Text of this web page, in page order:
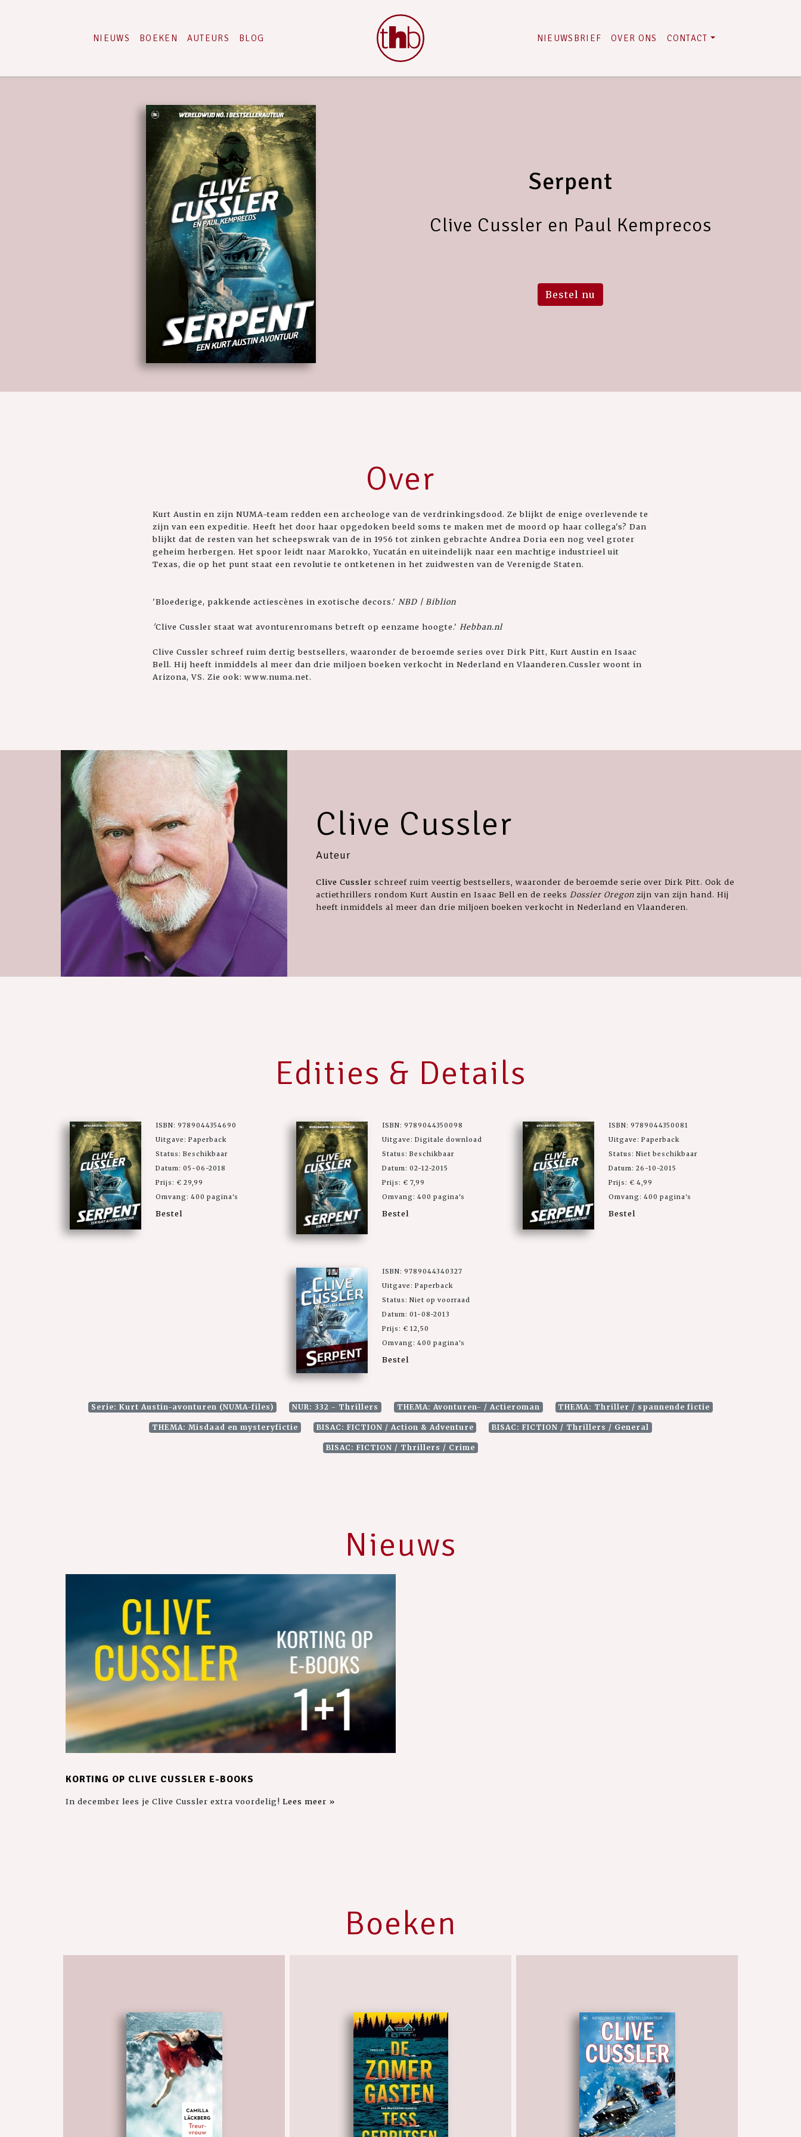
NIEUWS BOEKEN AUTEURS BLOG NIEUWSBRIEF OVER ONS CONTACT
Serpent
Clive Cussler en Paul Kemprecos
Bestel nu
Over
Kurt Austin en zijn NUMA-team redden een archeologe van de verdrinkingsdood. Ze blijkt de enige overlevende te
zijn van een expeditie. Heeft het door haar opgedoken beeld soms te maken met de moord op haar collega's? Dan
blijkt dat de resten van het scheepswrak van de in 1956 tot zinken gebrachte Andrea Doria een nog veel groter
geheim herbergen. Het spoor leidt naar Marokko, Yucatán en uiteindelijk naar een machtige industrieel uit
Texas, die op het punt staat een revolutie te ontketenen in het zuidwesten van de Verenigde Staten.
'Bloederige, pakkende actiescènes in exotische decors.' NBD | Biblion
'Clive Cussler staat wat avonturenromans betreft op eenzame hoogte.' Hebban.nl
Clive Cussler schreef ruim dertig bestsellers, waaronder de beroemde series over Dirk Pitt, Kurt Austin en Isaac
Bell. Hij heeft inmiddels al meer dan drie miljoen boeken verkocht in Nederland en Vlaanderen.Cussler woont in
Arizona, VS. Zie ook: www.numa.net.
Clive Cussler
Auteur
Clive Cussler schreef ruim veertig bestsellers, waaronder de beroemde serie over Dirk Pitt. Ook de
actiethrillers rondom Kurt Austin en Isaac Bell en de reeks Dossier Oregon zijn van zijn hand. Hij
heeft inmiddels al meer dan drie miljoen boeken verkocht in Nederland en Vlaanderen.
Edities & Details
ISBN: 9789044354690
Uitgave: Paperback
Status: Beschikbaar
Datum: 05-06-2018
Prijs: € 29,99
Omvang: 400 pagina's
Bestel
ISBN: 9789044350098
Uitgave: Digitale download
Status: Beschikbaar
Datum: 02-12-2015
Prijs: € 7,99
Omvang: 400 pagina's
Bestel
ISBN: 9789044350081
Uitgave: Paperback
Status: Niet beschikbaar
Datum: 26-10-2015
Prijs: € 4,99
Omvang: 400 pagina's
Bestel
ISBN: 9789044340327
Uitgave: Paperback
Status: Niet op voorraad
Datum: 01-08-2013
Prijs: € 12,50
Omvang: 400 pagina's
Bestel
Serie: Kurt Austin-avonturen (NUMA-files) NUR: 332 - Thrillers THEMA: Avonturen- / Actieroman THEMA: Thriller / spannende fictie
THEMA: Misdaad en mysteryfictie BISAC: FICTION / Action & Adventure BISAC: FICTION / Thrillers / General
BISAC: FICTION / Thrillers / Crime
Nieuws
KORTING OP CLIVE CUSSLER E-BOOKS
In december lees je Clive Cussler extra voordelig! Lees meer »
Boeken